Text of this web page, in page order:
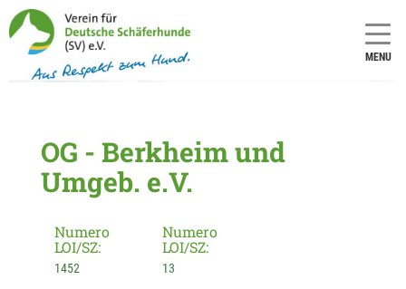
MENU
OG - Berkheim und
Umgeb. e.V.
Numero
LOI/SZ:
1452
Numero
LOI/SZ:
13